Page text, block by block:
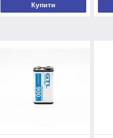
Купити